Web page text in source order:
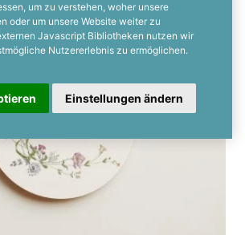
um zu verstehen, woher unsere
oder um unsere Website weiter zu
Javascript Bibliotheken nutzen wir
Nutzererlebnis zu ermöglichen.
Einstellungen ändern